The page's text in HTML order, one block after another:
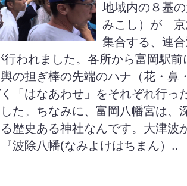
地域内の８基
みこし）が 京
集合する、連
行われました。各所から富岡駅
の担ぎ棒の先端のハナ（花・鼻
「はなあわせ」をそれぞれ行っ
た。ちなみに、富岡八幡宮は、
歴史ある神社なんです。大津波
波除八幡(なみよけはちまん）..